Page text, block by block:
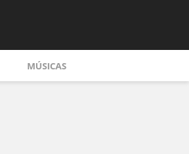
MÚSICAS